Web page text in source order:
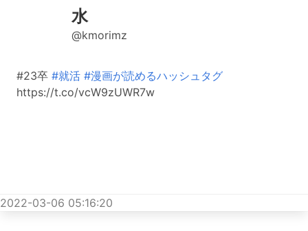
水
@kmorimz
#23卒 #就活 #漫画が読めるハッシュタグ
https://t.co/vcW9zUWR7w
2022-03-06 05:16:20